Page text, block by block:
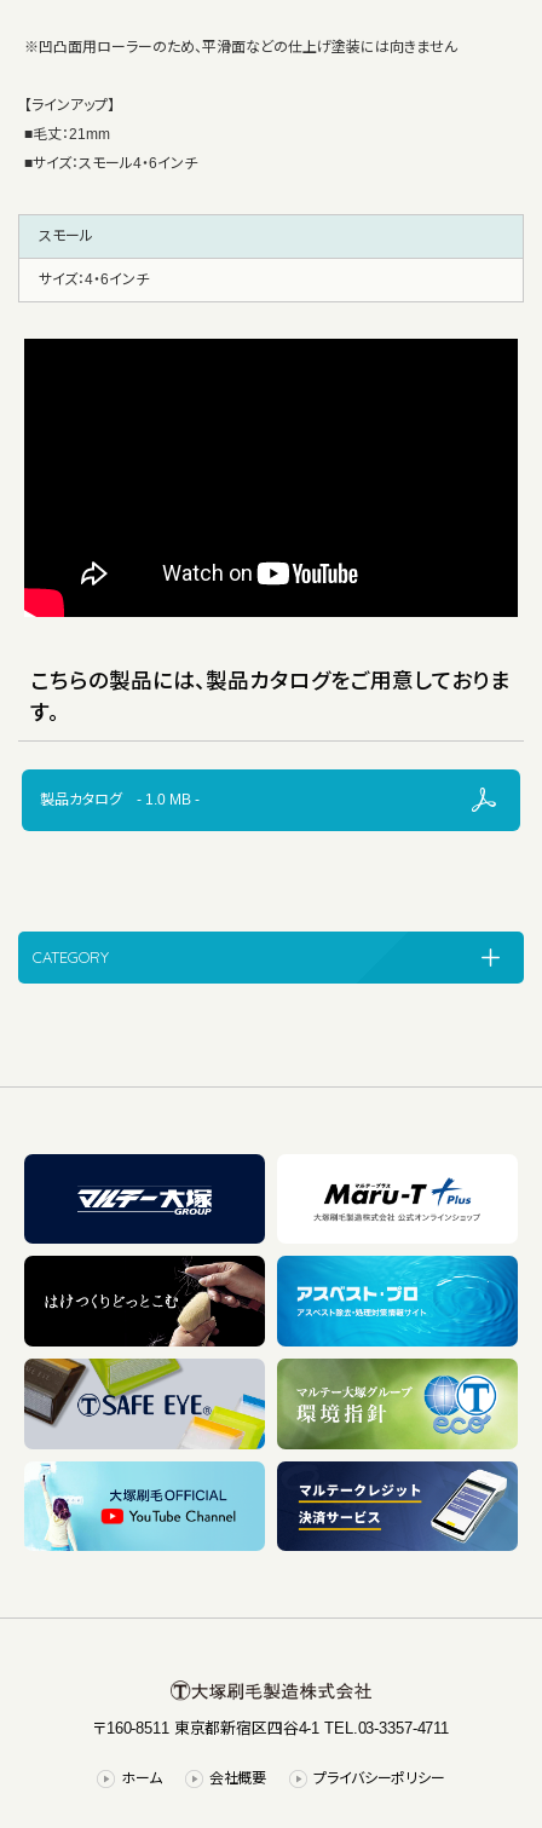
※凹凸面用ローラーのため、平滑面などの仕上げ塗装には向きません
【ラインアップ】
■毛丈：21mm
■サイズ：スモール4・6インチ
スモール
サイズ：4・6インチ
こちらの製品には、製品カタログをご用意しておりま
す。
製品カタログ - 1.0 MB -
CATEGORY
〒160-8511 東京都新宿区四谷4-1 TEL.03-3357-4711
ホーム 会社概要 プライバシーポリシー